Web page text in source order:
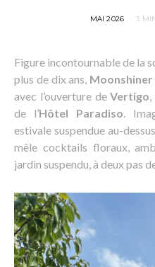
POSTED
MAI 2026 3
Figure incontournable de la
plus de dix ans, Moonshiner
avec l’ouverture deVertigo
de l’Hôtel Paradiso.
estivale suspendue au-
mêle cocktails floraux,
jardin suspendu, à deux pas